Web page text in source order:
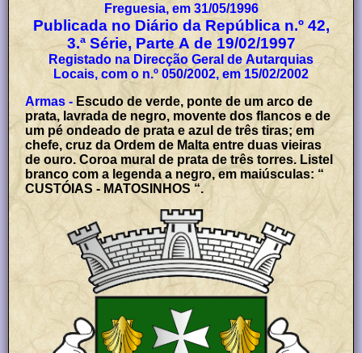
Freguesia, em 31/05/1996
Publicada no Diário da República n.º 42,
3.ª Série, Parte A de 19/02/1997
Registado na Direcção Geral de Autarquias
Locais, com o n.º 050/2002, em 15/02/2002
Armas - Escudo de verde, ponte de um arco de
prata, lavrada de negro, movente dos flancos e de
um pé ondeado de prata e azul de três tiras; em
chefe, cruz da Ordem de Malta entre duas vieiras
de ouro. Coroa mural de prata de três torres. Listel
branco com a legenda a negro, em maiúsculas: “
CUSTÓIAS - MATOSINHOS “.